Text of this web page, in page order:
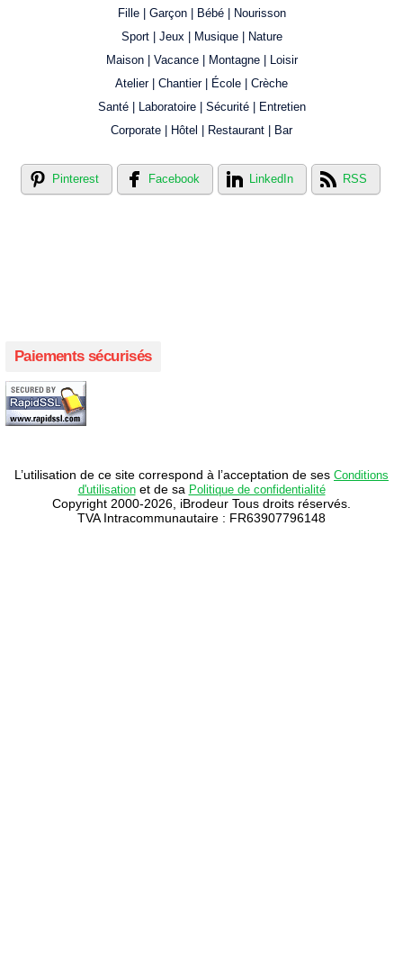
Fille | Garçon | Bébé | Nourisson
Sport | Jeux | Musique | Nature
Maison | Vacance | Montagne | Loisir
Atelier | Chantier | École | Crèche
Santé | Laboratoire | Sécurité | Entretien
Corporate | Hôtel | Restaurant | Bar
Pinterest Facebook LinkedIn RSS
Paiements sécurisés
L’utilisation de ce site correspond à l’acceptation de ses Conditions
d'utilisationet de sa Politique de confidentialité
Copyright 2000-2026, iBrodeur Tous droits réservés.
TVA Intracommunautaire : FR63907796148